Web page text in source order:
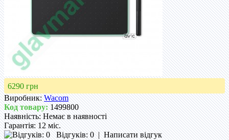
6290 грн
Виробник: Wacom
Код товару:1499800
Наявність:Немає в наявності
Гарантія:12 міс.
Відгуків: 0|Написати відгук